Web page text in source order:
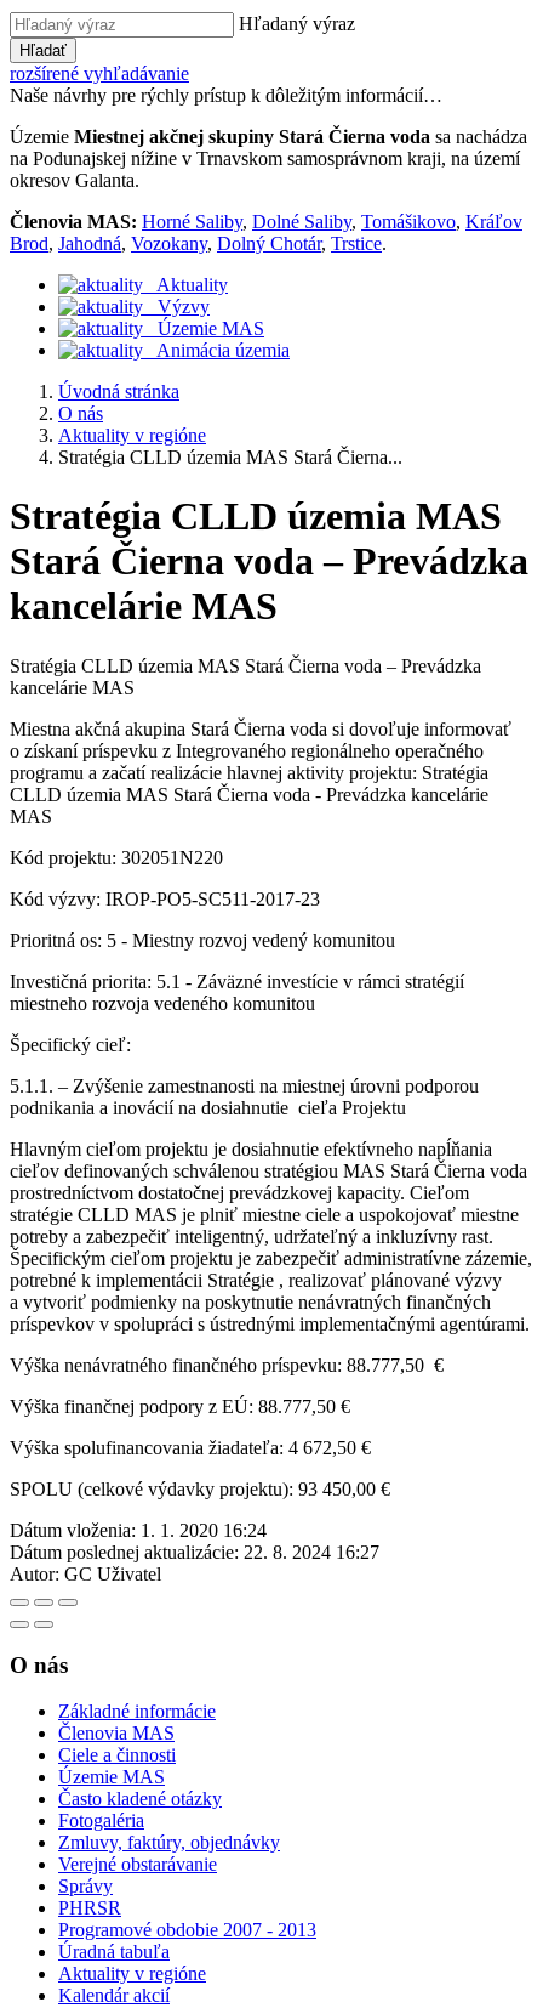
Hľadaný výraz
Hľadať
rozšírené vyhľadávanie
Naše návrhy pre rýchly prístup k dôležitým informácií…
Územie Miestnej akčnej skupiny Stará Čierna voda sa nachádza
na Podunajskej nížine v Trnavskom samosprávnom kraji, na území
okresov Galanta.
Členovia MAS: Horné Saliby, Dolné Saliby, Tomášikovo, Kráľov
Brod, Jahodná, Vozokany, Dolný Chotár, Trstice.
Aktuality
Výzvy
Územie MAS
Animácia územia
Úvodná stránka
O nás
Aktuality v regióne
Stratégia CLLD územia MAS Stará Čierna...
Stratégia CLLD územia MAS
Stará Čierna voda – Prevádzka
kancelárie MAS
Stratégia CLLD územia MAS Stará Čierna voda – Prevádzka
kancelárie MAS
Miestna akčná akupina Stará Čierna voda si dovoľuje informovať
o získaní príspevku z Integrovaného regionálneho operačného
programu a začatí realizácie hlavnej aktivity projektu: Stratégia
CLLD územia MAS Stará Čierna voda - Prevádzka kancelárie
MAS
Kód projektu: 302051N220
Kód výzvy: IROP-PO5-SC511-2017-23
Prioritná os: 5 - Miestny rozvoj vedený komunitou
Investičná priorita: 5.1 - Záväzné investície v rámci stratégií
miestneho rozvoja vedeného komunitou
Špecifický cieľ:
5.1.1. – Zvýšenie zamestnanosti na miestnej úrovni podporou
podnikania a inovácií na dosiahnutie cieľa Projektu
Hlavným cieľom projektu je dosiahnutie efektívneho napĺňania
cieľov definovaných schválenou stratégiou MAS Stará Čierna voda
prostredníctvom dostatočnej prevádzkovej kapacity. Cieľom
stratégie CLLD MAS je plniť miestne ciele a uspokojovať miestne
potreby a zabezpečiť inteligentný, udržateľný a inkluzívny rast.
Špecifickým cieľom projektu je zabezpečiť administratívne zázemie,
potrebné k implementácii Stratégie , realizovať plánované výzvy
a vytvoriť podmienky na poskytnutie nenávratných finančných
príspevkov v spolupráci s ústrednými implementačnými agentúrami.
Výška nenávratného finančného príspevku: 88.777,50 €
Výška finančnej podpory z EÚ: 88.777,50 €
Výška spolufinancovania žiadateľa: 4 672,50 €
SPOLU (celkové výdavky projektu): 93 450,00 €
Dátum vloženia: 1. 1. 2020 16:24
Dátum poslednej aktualizácie: 22. 8. 2024 16:27
Autor: GC Uživatel
O nás
Základné informácie
Členovia MAS
Ciele a činnosti
Územie MAS
Často kladené otázky
Fotogaléria
Zmluvy, faktúry, objednávky
Verejné obstarávanie
Správy
PHRSR
Programové obdobie 2007 - 2013
Úradná tabuľa
Aktuality v regióne
Kalendár akcií